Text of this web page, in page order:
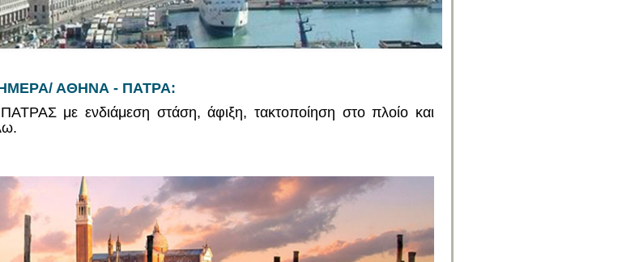
ΑΘΗΝΑ - ΠΑΤΡΑ:
με ενδιάμεση στάση, άφιξη, τακτοποίηση στο πλοίο και